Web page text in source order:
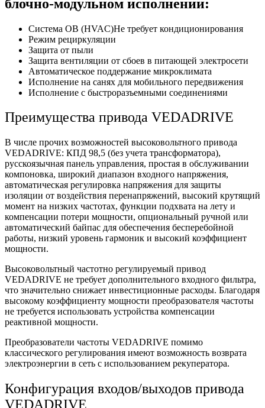
блочно-модульном исполнении:
Система ОВ (HVAC)Не требует кондиционирования
Режим рециркуляции
Защита от пыли
Защита вентиляции от сбоев в питающей электросети
Автоматическое поддержание микроклимата
Исполнение на санях для мобильного передвижения
Исполнение с быстроразъемными соединениями
Преимущества привода VEDADRIVE
В числе прочих возможностей высоковольтного привода
VEDADRIVE: КПД 98,5 (без учета трансформатора),
русскоязычная панель управления, простая в обслуживании
компоновка, широкий диапазон входного напряжения,
автоматическая регулировка напряжения для защиты
изоляции от воздействия перенапряжений, высокий крутящий
момент на низких частотах, функции подхвата на лету и
компенсации потери мощности, опциональный ручной или
автоматический байпас для обеспечения бесперебойной
работы, низкий уровень гармоник и высокий коэффициент
мощности.
Высоковольтный частотно регулируемый привод
VEDADRIVE не требует дополнительного входного фильтра,
что значительно снижает инвестиционные расходы. Благодаря
высокому коэффициенту мощности преобразователя частоты
не требуется использовать устройства компенсации
реактивной мощности.
Преобразователи частоты VEDADRIVE помимо
классического регулирования имеют возможность возврата
электроэнергии в сеть с использованием рекуператора.
Конфигурация входов/выходов привода
VEDADRIVE